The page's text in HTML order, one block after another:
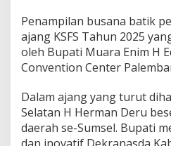
F
S
2
2
Penampilan busana batik
ajang KSFS Tahun 2025
oleh Bupati Muara Enim H
Convention Center
Dalam ajang yang turut
Selatan H Herman Deru
daerah se-Sumsel. Bupati